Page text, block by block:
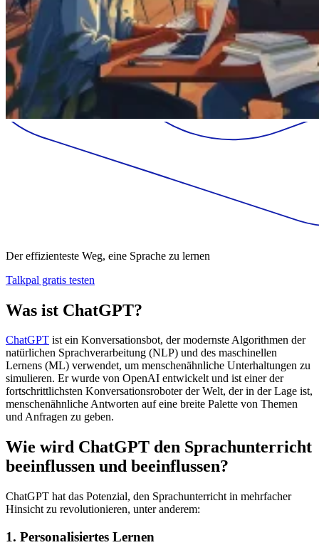
Der effizienteste Weg, eine Sprache zu lernen
Talkpal gratis testen
Was ist ChatGPT?
ChatGPT ist ein Konversationsbot, der modernste Algorithmen der
natürlichen Sprachverarbeitung (NLP) und des maschinellen
Lernens (ML) verwendet, um menschenähnliche Unterhaltungen zu
simulieren. Er wurde von OpenAI entwickelt und ist einer der
fortschrittlichsten Konversationsroboter der Welt, der in der Lage ist,
menschenähnliche Antworten auf eine breite Palette von Themen
und Anfragen zu geben.
Wie wird ChatGPT den Sprachunterricht
beeinflussen und beeinflussen?
ChatGPT hat das Potenzial, den Sprachunterricht in mehrfacher
Hinsicht zu revolutionieren, unter anderem:
1. Personalisiertes Lernen